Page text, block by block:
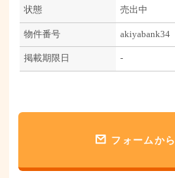
状態 売出中
物件番号 akiyabank34
掲載期限日 -
フォームか